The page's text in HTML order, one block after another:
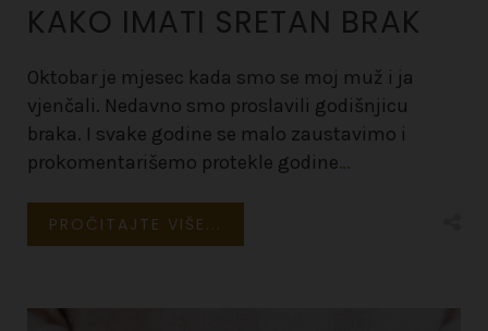
KAKO IMATI SRETAN BRAK
Oktobar je mjesec kada smo se moj muž i ja
vjenčali. Nedavno smo proslavili godišnjicu
braka. I svake godine se malo zaustavimo i
prokomentarišemo protekle godine…
PROČITAJTE VIŠE...